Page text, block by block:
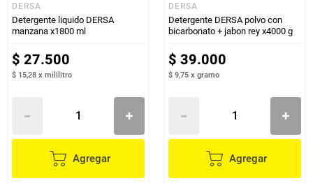
DERSA
Detergente liquido DERSA
manzana x1800 ml
$ 27.500
$ 15,28 x mililitro
Agregar
DERSA
Detergente DERSA polvo con
bicarbonato + jabon rey x4000 g
$ 39.000
$ 9,75 x gramo
Agregar